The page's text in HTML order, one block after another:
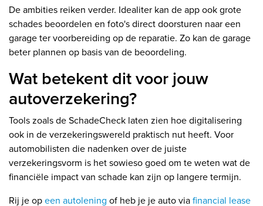
De ambities reiken verder. Idealiter kan de app ook grote
schades beoordelen en foto's direct doorsturen naar een
garage ter voorbereiding op de reparatie. Zo kan de garage
beter plannen op basis van de beoordeling.
Wat betekent dit voor jouw
autoverzekering?
Tools zoals de SchadeCheck laten zien hoe digitalisering
ook in de verzekeringswereld praktisch nut heeft. Voor
automobilisten die nadenken over de juiste
verzekeringsvorm is het sowieso goed om te weten wat de
financiële impact van schade kan zijn op langere termijn.
Rij je opeen autolening of heb je je auto viafinancial lease